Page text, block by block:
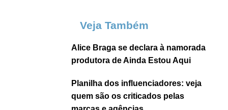
Veja Também
Alice Braga se declara à namorada
produtora de Ainda Estou Aqui
Planilha dos influenciadores: veja
quem são os criticados pelas